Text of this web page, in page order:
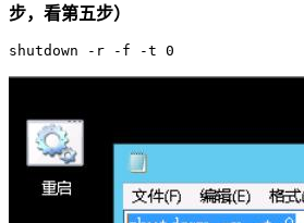
步，看第五步）
shutdown -r -f -t 0